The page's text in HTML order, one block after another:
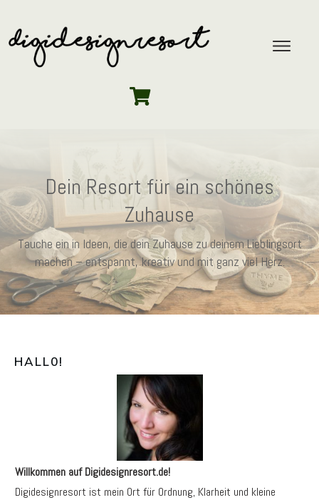
Dein Resort für ein schönes
Zuhause
Tauche ein in Ideen, die dein Zuhause zu deinem Lieblingsort
machen – entspannt, kreativ und mit ganz viel Herz.
HALL0!
Willkommen auf Digidesignresort.de!
Digidesignresort ist mein Ort für Ordnung, Klarheit und kleine